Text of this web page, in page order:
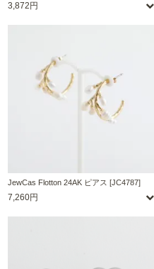
3,872円
JewCas Flotton 24AK ピアス [JC4787]
7,260円